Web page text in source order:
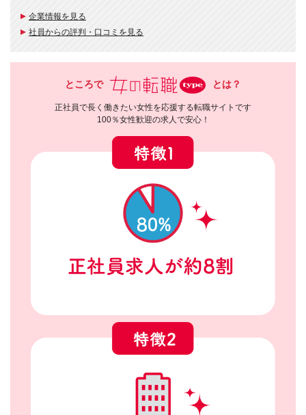
企業情報を見る
社員からの評判・口コミを見る
ところで とは？
正社員で長く働きたい女性を応援する転職サイトです
100％女性歓迎の求人で安心！